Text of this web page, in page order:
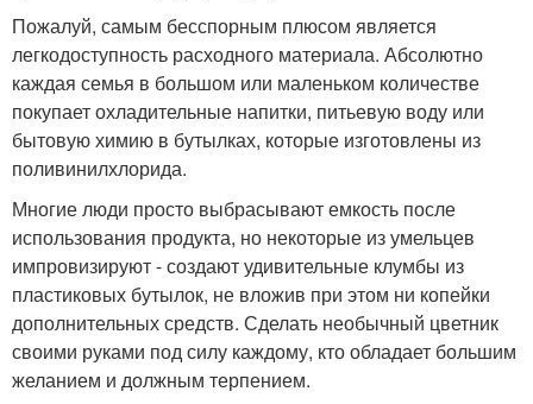
Пожалуй, самым бесспорным плюсом является
легкодоступность расходного материала. Абсолютно
каждая семья в большом или маленьком количестве
покупает охладительные напитки, питьевую воду или
бытовую химию в бутылках, которые изготовлены из
поливинилхлорида.
Многие люди просто выбрасывают емкость после
использования продукта, но некоторые из умельцев
импровизируют - создают удивительные клумбы из
пластиковых бутылок, не вложив при этом ни копейки
дополнительных средств. Сделать необычный цветник
своими руками под силу каждому, кто обладает большим
желанием и должным терпением.